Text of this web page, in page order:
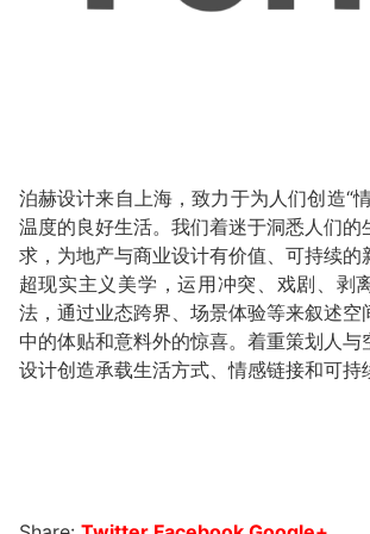
泊赫设计来自上海，致力于为人们创造“
温度的良好生活。我们着迷于洞悉人们的
求，为地产与商业设计有价值、可持续的
超现实主义美学，运用冲突、戏剧、剥
法，通过业态跨界、场景体验等来叙述空
中的体贴和意料外的惊喜。着重策划人与
设计创造承载生活方式、情感链接和可持